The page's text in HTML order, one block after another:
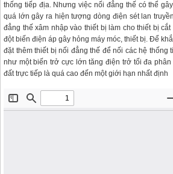
thống tiếp địa. Nhưng việc nối đẳng thế có thể
quá lớn gây ra hiện tượng dòng điện sét lan
đẳng thế xâm nhập vào thiết bị làm cho thiết bị
đột biến điện áp gây hỏng máy móc, thiết bị. Để
đặt thêm thiết bị nối đẳng thế để nối các hệ thống
như một biến trở cực lớn tăng điện trở tối đa
đất trực tiếp là quá cao đến một giới hạn nhất định